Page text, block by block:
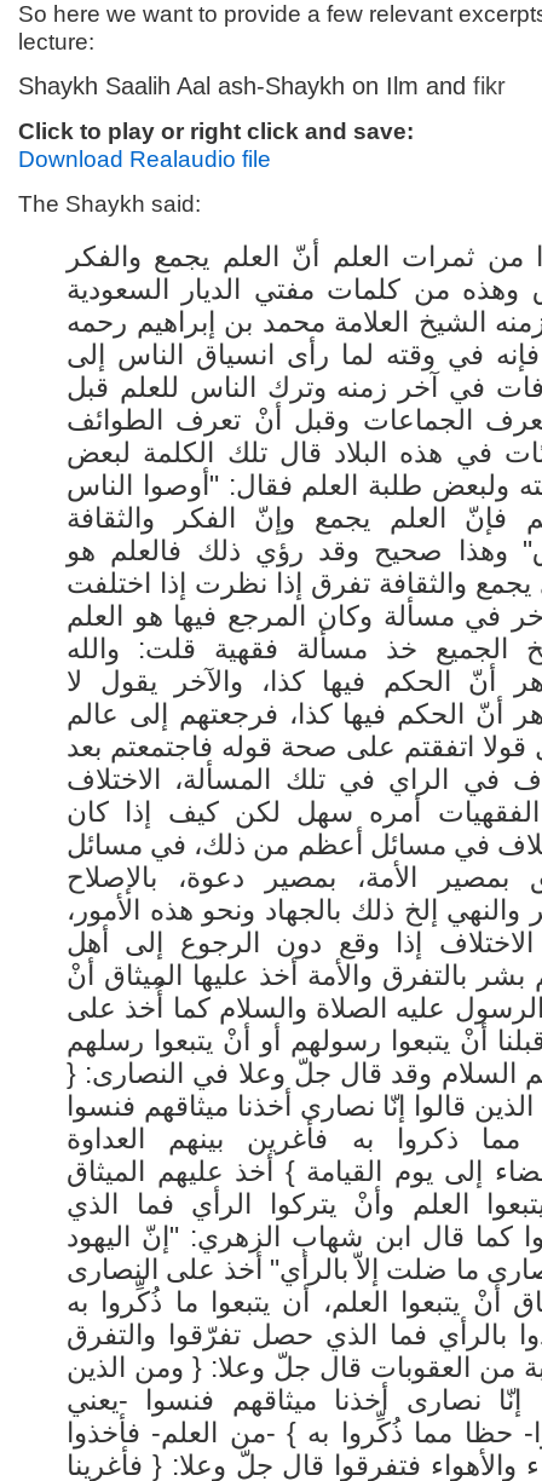
So here we want to provide a few relevant
lecture:
Shaykh Saalih Aal ash-Shaykh on Ilm and fikr
Click to play or right click and save:
Download Realaudio file
The Shaykh said:
من ثمرات العلم أنّ العلم يجمع والفكر
وهذه من كلمات مفتي الديار السعودية
الشيخ العلامة محمد بن إبراهيم رحمه
فإنه في وقته لما رأى انسياق الناس إلى
في آخر زمنه وترك الناس للعلم قبل
الجماعات وقبل أنْ تعرف الطوائف
في هذه البلاد قال تلك الكلمة لبعض
ولبعض طلبة العلم فقال: "أوصوا الناس
فإنّ العلم يجمع وإنّ الفكر والثقافة
وهذا صحيح وقد رؤي ذلك فالعلم هو
يجمع والثقافة تفرق إذا نظرت إذا اختلفت
في مسألة وكان المرجع فيها هو العلم
الجميع خذ مسألة فقهية قلت: والله
أنّ الحكم فيها كذا، والآخر يقول لا
أنّ الحكم فيها كذا، فرجعتهم إلى عالم
قولا اتفقتم على صحة قوله فاجتمعتم بعد
في الراي في تلك المسألة، الاختلاف
أمره سهل لكن كيف إذا كان
في مسائل أعظم من ذلك، في مسائل
بمصير الأمة، بمصير دعوة، بالإصلاح
والنهي إلخ ذلك بالجهاد ونحو هذه الأمور،
إذا وقع دون الرجوع إلى أهل
بشر بالتفرق والأمة أخذ عليها الميثاق أنْ
الرسول عليه الصلاة والسلام كما أُخذ على
أنْ يتبعوا رسولهم أو أنْ يتبعوا رسلهم
السلام وقد قال جلّ وعلا في النصارى: {
قالوا إنّا نصارى أخذنا ميثاقهم فنسوا
ذكروا به فأغرين بينهم العداوة
إلى يوم القيامة } أخذ عليهم الميثاق
العلم وأنْ يتركوا الرأي فما الذي
كما قال ابن شهاب الزهري: "إنّ اليهود
ما ضلت إلاّ بالرأي" أخذ على النصارى
أنْ يتبعوا العلم، أن يتبعوا ما ذُكِّروا به
بالرأي فما الذي حصل تفرّقوا والتفرق
من العقوبات قال جلّ وعلا: { ومن الذين
إنّا نصارى أخذنا ميثاقهم فنسوا -يعني
حظا مما ذُكِّروا به } -من العلم- فأخذوا
والأهواء فتفرقوا قال جلّ وعلا: { فأغرينا